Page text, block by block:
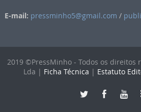
E-mail: pressminho5@gmail.com /
2019 ©PressMinho - Todos os direitos
Lda | Ficha Técnica | Estatuto